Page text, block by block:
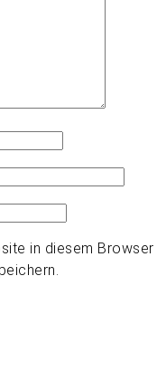
in diesem Browser